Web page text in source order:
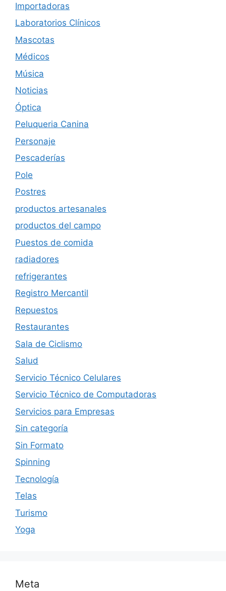
Importadoras
Laboratorios Clínicos
Mascotas
Médicos
Música
Noticias
Óptica
Peluqueria Canina
Personaje
Pescaderías
Pole
Postres
productos artesanales
productos del campo
Puestos de comida
radiadores
refrigerantes
Registro Mercantil
Repuestos
Restaurantes
Sala de Ciclismo
Salud
Servicio Técnico Celulares
Servicio Técnico de Computadoras
Servicios para Empresas
Sin categoría
Sin Formato
Spinning
Tecnología
Telas
Turismo
Yoga
Meta